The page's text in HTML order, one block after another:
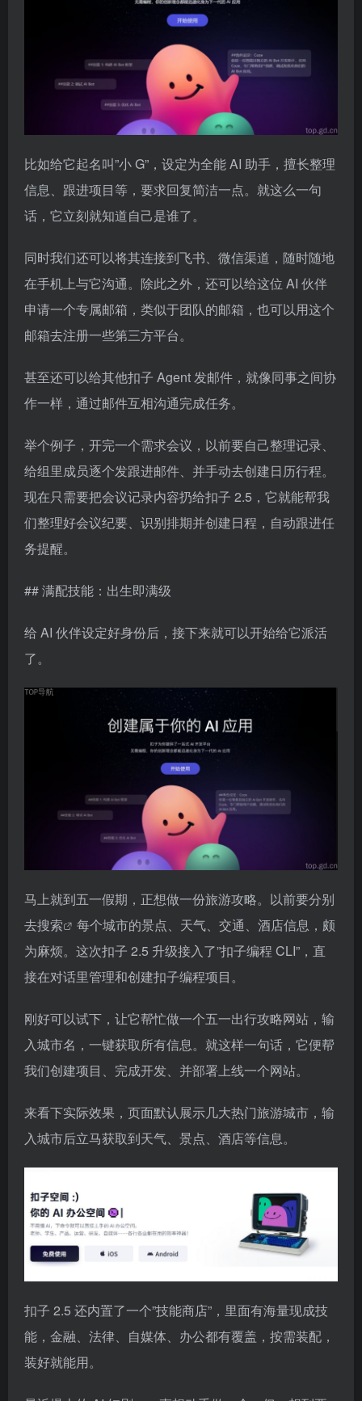
比如给它起名叫”小 G”，设定为全能 AI 助手，擅长整理
信息、跟进项目等，要求回复简洁一点。就这么一句
话，它立刻就知道自己是谁了。
同时我们还可以将其连接到飞书、微信渠道，随时随地
在手机上与它沟通。除此之外，还可以给这位 AI 伙伴
申请一个专属邮箱，类似于团队的邮箱，也可以用这个
邮箱去注册一些第三方平台。
甚至还可以给其他扣子 Agent 发邮件，就像同事之间协
作一样，通过邮件互相沟通完成任务。
举个例子，开完一个需求会议，以前要自己整理记录、
给组里成员逐个发跟进邮件、并手动去创建日历行程。
现在只需要把会议记录内容扔给扣子 2.5，它就能帮我
们整理好会议纪要、识别排期并创建日程，自动跟进任
务提醒。
## 满配技能：出生即满级
给 AI 伙伴设定好身份后，接下来就可以开始给它派活
了。
马上就到五一假期，正想做一份旅游攻略。以前要分别
去搜索
每个城市的景点、天气、交通、酒店信息，颇
为麻烦。这次扣子 2.5 升级接入了”扣子编程 CLI”，直
接在对话里管理和创建扣子编程项目。
刚好可以试下，让它帮忙做一个五一出行攻略网站，输
入城市名，一键获取所有信息。就这样一句话，它便帮
我们创建项目、完成开发、并部署上线一个网站。
来看下实际效果，页面默认展示几大热门旅游城市，输
入城市后立马获取到天气、景点、酒店等信息。
扣子 2.5 还内置了一个”技能商店”，里面有海量现成技
能，金融、法律、自媒体、办公都有覆盖，按需装配，
装好就能用。